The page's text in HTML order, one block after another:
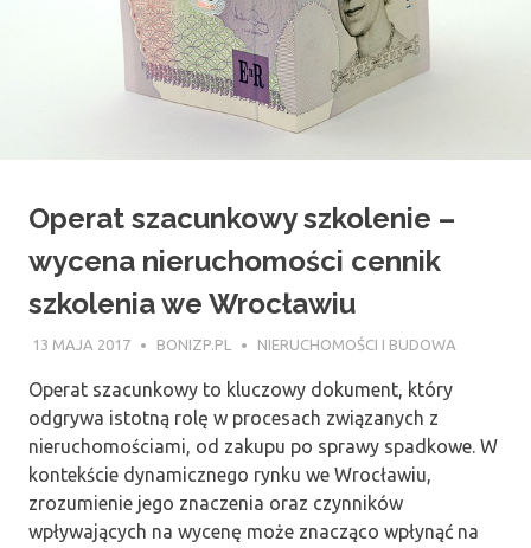
Operat szacunkowy szkolenie –
wycena nieruchomości cennik
szkolenia we Wrocławiu
13 MAJA 2017 BONIZP.PL NIERUCHOMOŚCI I BUDOWA
Operat szacunkowy to kluczowy dokument, który
odgrywa istotną rolę w procesach związanych z
nieruchomościami, od zakupu po sprawy spadkowe. W
kontekście dynamicznego rynku we Wrocławiu,
zrozumienie jego znaczenia oraz czynników
wpływających na wycenę może znacząco wpłynąć na